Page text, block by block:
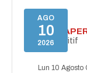
AGO
10
2026
SECRET
Secret aperitif
Lun 10 Agosto